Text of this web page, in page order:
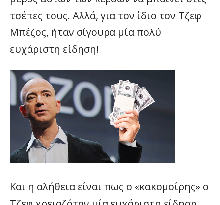
τσέπες τους. Αλλά, για τον ίδιο τον Τζεφ
Μπέζος, ήταν σίγουρα μία πολύ
ευχάριστη είδηση!
Και η αλήθεια είναι πως ο «κακομοίρης» ο